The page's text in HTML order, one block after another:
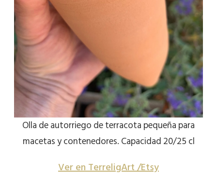
Olla de autorriego de terracota pequeña para
macetas y contenedores. Capacidad 20/25 cl
Ver en TerreligArt /Etsy